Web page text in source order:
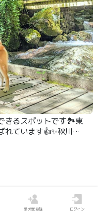
きるスポットです🏞️東
ています👍✨秋川の
愛犬家登録 ログイン